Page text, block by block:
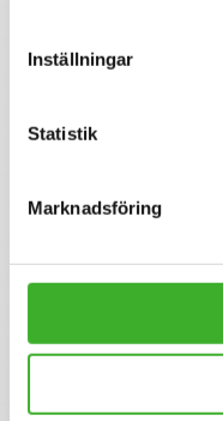
Inställningar
Statistik
Marknadsföring
Vi på SJR bryr oss om
oss får du en
en nära relation med
CONTACT PERSON
Malin
E-mail me